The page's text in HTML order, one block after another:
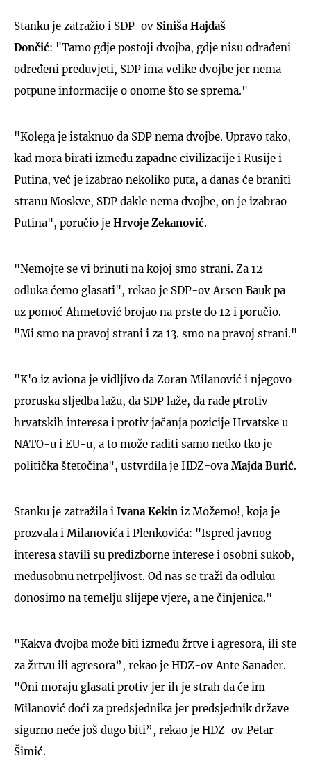
Stanku je zatražio i SDP-ov Siniša Hajdaš
Dončić: "Tamo gdje postoji dvojba, gdje nisu odrađeni
određeni preduvjeti, SDP ima velike dvojbe jer nema
potpune informacije o onome što se sprema."
"Kolega je istaknuo da SDP nema dvojbe. Upravo tako,
kad mora birati između zapadne civilizacije i Rusije i
Putina, već je izabrao nekoliko puta, a danas će braniti
stranu Moskve, SDP dakle nema dvojbe, on je izabrao
Putina", poručio je Hrvoje Zekanović.
"Nemojte se vi brinuti na kojoj smo strani. Za 12
odluka ćemo glasati", rekao je SDP-ov Arsen Bauk pa
uz pomoć Ahmetović brojao na prste do 12 i poručio.
"Mi smo na pravoj strani i za 13. smo na pravoj strani."
"K'o iz aviona je vidljivo da Zoran Milanović i njegovo
proruska sljedba lažu, da SDP laže, da rade ptrotiv
hrvatskih interesa i protiv jačanja pozicije Hrvatske u
NATO-u i EU-u, a to može raditi samo netko tko je
politička štetočina", ustvrdila je HDZ-ova Majda Burić.
Stanku je zatražila i Ivana Kekin iz Možemo!, koja je
prozvala i Milanovića i Plenkovića: "Ispred javnog
interesa stavili su predizborne interese i osobni sukob,
međusobnu netrpeljivost. Od nas se traži da odluku
donosimo na temelju slijepe vjere, a ne činjenica."
"Kakva dvojba može biti između žrtve i agresora, ili ste
za žrtvu ili agresora”, rekao je HDZ-ov Ante Sanader.
"Oni moraju glasati protiv jer ih je strah da će im
Milanović doći za predsjednika jer predsjednik države
sigurno neće još dugo biti”, rekao je HDZ-ov Petar
Šimić.